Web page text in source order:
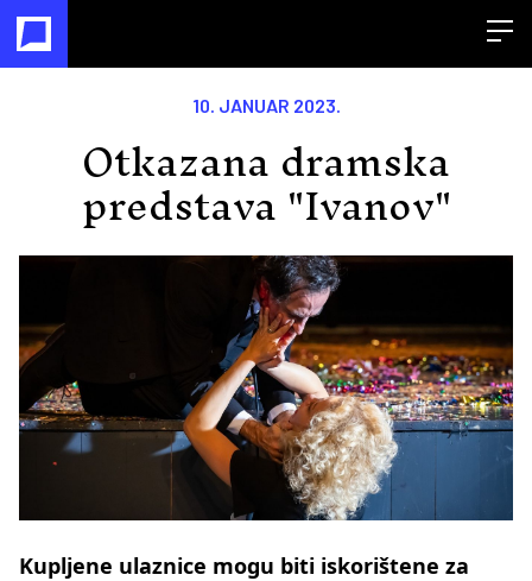
10. JANUAR 2023.
Otkazana dramska
predstava "Ivanov"
Kupljene ulaznice mogu biti iskorištene za